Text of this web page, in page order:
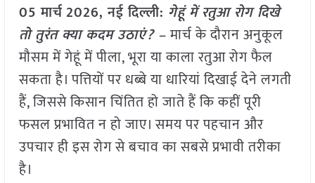
05 मार्च2026, नई दिल्ली: गेहूं में रतुआ रोग दिखे
तो तुरंत क्या कदम उठाएं? –मार्च के दौरान अनुकूल
मौसम में गेहूं में पीला, भूरा या काला रतुआ रोग फैल
सकता है। पत्तियों पर धब्बे या धारियां दिखाई देने लगती
हैं, जिससे किसान चिंतित हो जाते हैं कि कहीं पूरी
फसल प्रभावित न हो जाए। समय पर पहचान और
उपचार ही इस रोग से बचाव का सबसे प्रभावी तरीका
है।